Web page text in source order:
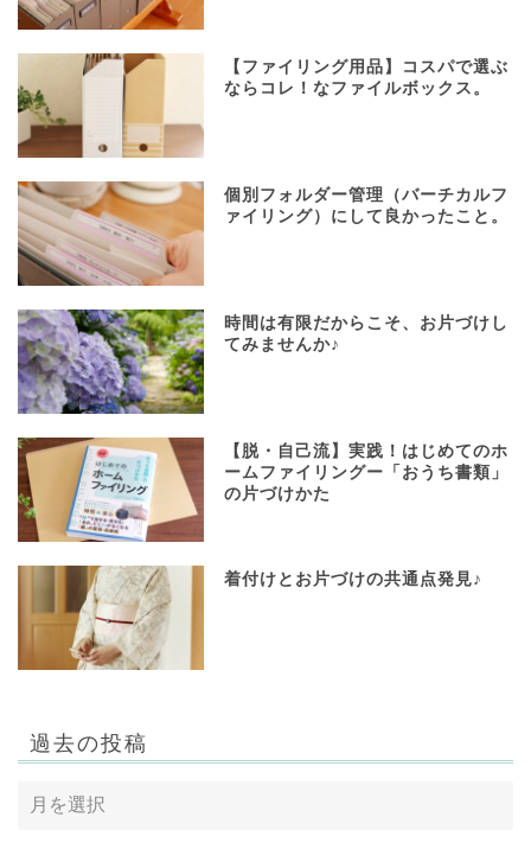
【ファイリング用品】コスパで選ぶ
ならコレ！なファイルボックス。
個別フォルダー管理（バーチカルフ
ァイリング）にして良かったこと。
時間は有限だからこそ、お片づけし
てみませんか♪
【脱・自己流】実践！はじめてのホ
ームファイリングー「おうち書類」
の片づけかた
着付けとお片づけの共通点発見♪
過去の投稿